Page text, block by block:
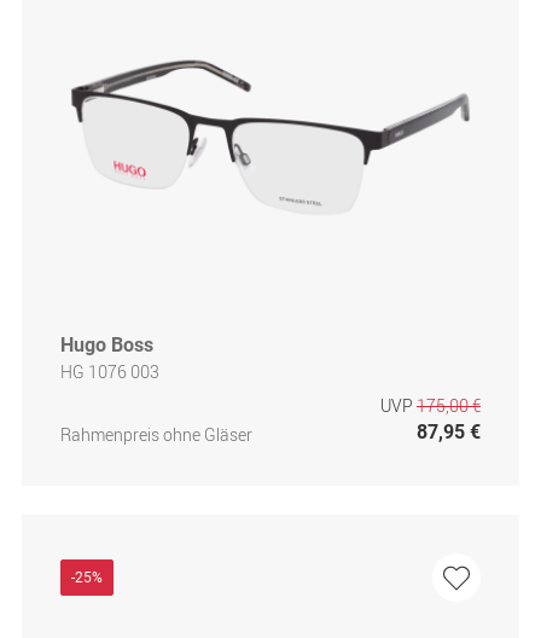
Hugo Boss
HG 1076 003
Rahmenpreis ohne Gläser
UVP 175,00 €
87,95 €
-25%